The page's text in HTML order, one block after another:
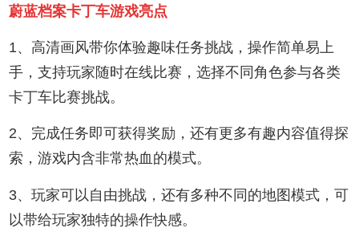
蔚蓝档案卡丁车游戏亮点
1、高清画风带你体验趣味任务挑战，操作简单易上
手，支持玩家随时在线比赛，选择不同角色参与各类
卡丁车比赛挑战。
2、完成任务即可获得奖励，还有更多有趣内容值得探
索，游戏内含非常热血的模式。
3、玩家可以自由挑战，还有多种不同的地图模式，可
以带给玩家独特的操作快感。